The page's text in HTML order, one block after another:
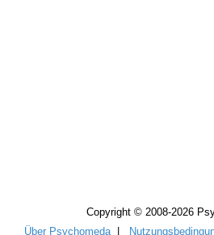
Copyright © 2008-2026
Über Psychomeda|